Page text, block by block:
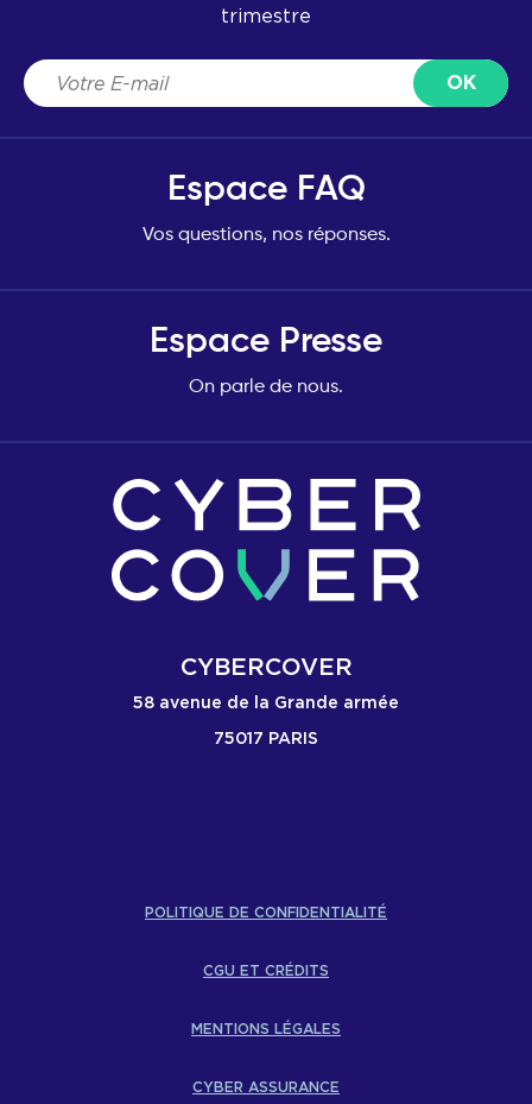
CYBERCOVER
58 avenue de la Grande armée
75017 PARIS
trimestre
Espace FAQ
Vos questions, nos réponses.
Espace Presse
On parle de nous.
POLITIQUE DE CONFIDENTIALITÉ
CGU ET CRÉDITS
MENTIONS LÉGALES
CYBER ASSURANCE